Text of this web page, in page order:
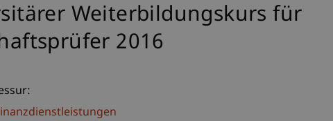
Weiterbildungskurs für
2016